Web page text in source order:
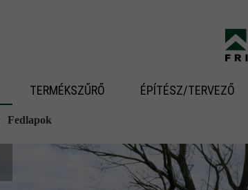
TERMÉKSZŰRŐ ÉPÍTÉSZ/TERVEZŐ
Fedlapok